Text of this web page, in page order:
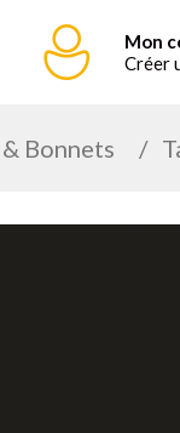
Mon
Créer
Bonnets